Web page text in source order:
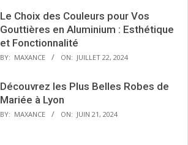
Le Choix des Couleurs pour Vos
Gouttières en Aluminium : Esthétique
et Fonctionnalité
BY: MAXANCE ON: JUILLET 22, 2024
Découvrez les Plus Belles Robes de
Mariée à Lyon
BY: MAXANCE ON: JUIN 21, 2024